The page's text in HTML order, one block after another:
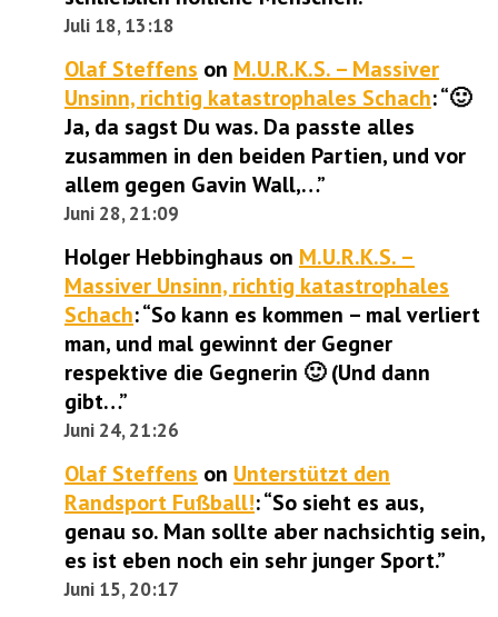
Juli 18, 13:18
Olaf Steffens on M.U.R.K.S. – Massiver
Unsinn, richtig katastrophales Schach: “🙂
Ja, da sagst Du was. Da passte alles
zusammen in den beiden Partien, und vor
allem gegen Gavin Wall,…”
Juni 28, 21:09
Holger Hebbinghaus on M.U.R.K.S. –
Massiver Unsinn, richtig katastrophales
Schach: “So kann es kommen – mal verliert
man, und mal gewinnt der Gegner
respektive die Gegnerin 🙂 (Und dann
gibt…”
Juni 24, 21:26
Olaf Steffens on Unterstützt den
Randsport Fußball!: “So sieht es aus,
genau so. Man sollte aber nachsichtig sein,
es ist eben noch ein sehr junger Sport.”
Juni 15, 20:17